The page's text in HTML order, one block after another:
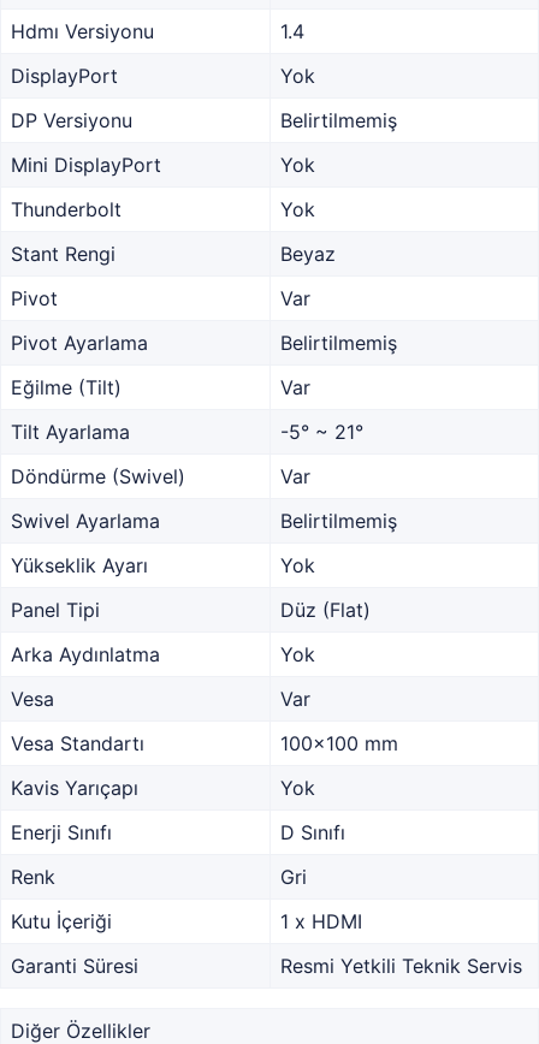
Hdmı Versiyonu
1.4
DisplayPort
Yok
DP Versiyonu
Belirtilmemiş
Mini DisplayPort
Yok
Thunderbolt
Yok
Stant Rengi
Beyaz
Pivot
Var
Pivot Ayarlama
Belirtilmemiş
Eğilme (Tilt)
Var
Tilt Ayarlama
-5° ~ 21°
Döndürme (Swivel)
Var
Swivel Ayarlama
Belirtilmemiş
Yükseklik Ayarı
Yok
Panel Tipi
Düz (Flat)
Arka Aydınlatma
Yok
Vesa
Var
Vesa Standartı
100x100 mm
Kavis Yarıçapı
Yok
Enerji Sınıfı
D Sınıfı
Renk
Gri
Kutu İçeriği
1 x HDMI
Garanti Süresi
Resmi Yetkili Teknik Servis
Diğer Özellikler